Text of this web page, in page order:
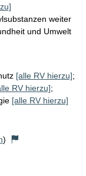
weiter
und Umwelt
[alle RV hierzu];
RV hierzu];
[alle RV hierzu]
)